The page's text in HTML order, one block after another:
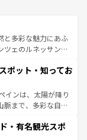
と多彩な魅力にあふ
ツェのルネッサンス
アマルフィ海岸の絶
合間には、本場の
理を堪能することも
すべての瞬間を楽し
ツ一覧を参照してほ
ポット・知ってお
インは、太陽が降り
脈まで、多彩な自然
メンコ、熱気あふ
の一部となってい
・有名観光スポ